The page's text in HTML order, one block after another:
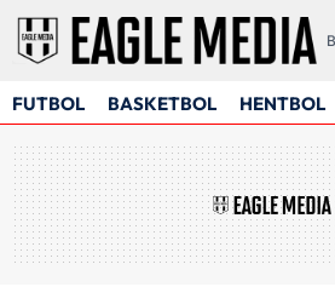
FUTBOL BASKETBOL HENTBOL